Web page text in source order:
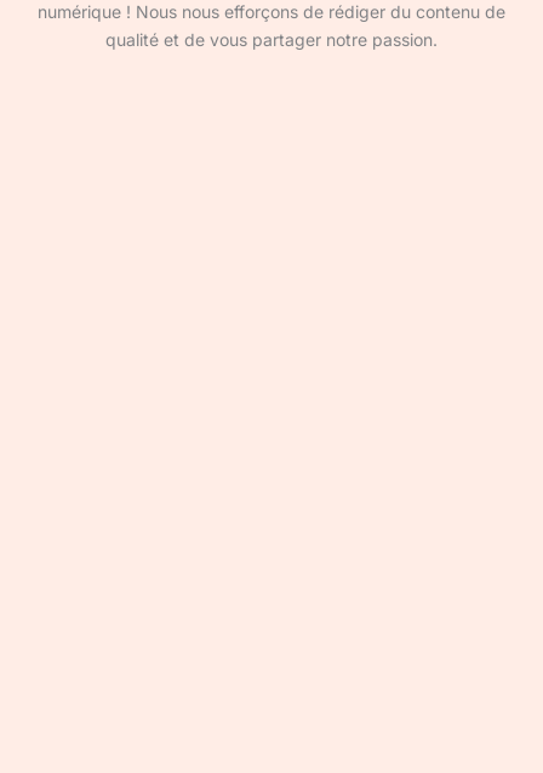
numérique ! Nous nous efforçons de rédiger du contenu de
qualité et de vous partager notre passion.